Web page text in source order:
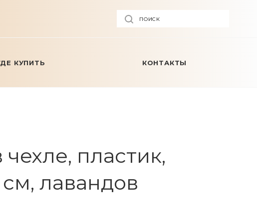
ПОИСК
КУПИТЬ КОНТАКТЫ
пластик,
см, лавандов